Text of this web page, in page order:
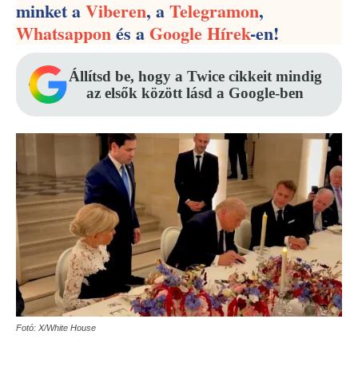
minket aViberen, aTelegramon,
Whatsapponés aGoogle Hírek-en!
Állítsd be, hogy a Twice cikkeit mindig
az elsők között lásd a Google-ben
Fotó: X/White House